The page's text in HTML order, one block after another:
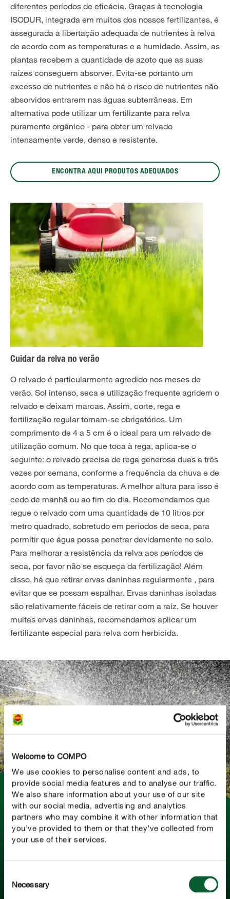
Welcome to COMPO
We use cookies to personalise content and ads, to
provide social media features and to analyse our traffic.
We also share information about your use of our site
with our social media, advertising and analytics
partners who may combine it with other information that
you’ve provided to them or that they’ve collected from
your use of their services.
Selection
Necessary
diferentes períodos de eficácia. Graças à tecnologia
ISODUR, integrada em muitos dos nossos fertilizantes, é
assegurada a libertação adequada de nutrientes à relva
de acordo com as temperaturas e a humidade. Assim, as
plantas recebem a quantidade de azoto que as suas
raízes conseguem absorver. Evita-se portanto um
excesso de nutrientes e não há o risco de nutrientes não
absorvidos entrarem nas águas subterrâneas. Em
alternativa pode utilizar um fertilizante para relva
puramente orgânico - para obter um relvado
intensamente verde, denso e resistente.
ENCONTRA AQUI PRODUTOS ADEQUADOS
Cuidar da relva no verão
O relvado é particularmente agredido nos meses de
verão. Sol intenso, seca e utilização frequente agridem o
relvado e deixam marcas. Assim, corte, rega e
fertilização regular tornam-se obrigatórios. Um
comprimento de 4 a 5 cm é o ideal para um relvado de
utilização comum. No que toca à rega, aplica-se o
seguinte: o relvado precisa de rega generosa duas a três
vezes por semana, conforme a frequência da chuva e de
acordo com as temperaturas. A melhor altura para isso é
cedo de manhã ou ao fim do dia. Recomendamos que
regue o relvado com uma quantidade de 10 litros por
metro quadrado, sobretudo em períodos de seca, para
permitir que água possa penetrar devidamente no solo.
Para melhorar a resistência da relva aos períodos de
seca, por favor não se esqueça da fertilização! Além
disso, há que retirar ervas daninhas regularmente , para
evitar que se possam espalhar. Ervas daninhas isoladas
são relativamente fáceis de retirar com a raíz. Se houver
muitas ervas daninhas, recomendamos aplicar um
fertilizante especial para relva com herbicida.
Fundamentos da rega
Todas as plantas precisam de água, mas qual a
quantidade que se deve dar e qual o tipo de água?